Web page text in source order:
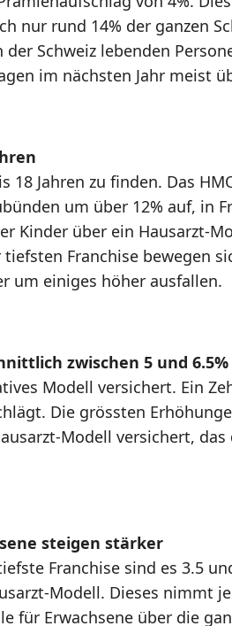
nur rund 14% der ganzen
Schweiz lebenden
im nächsten Jahr meist
Jahren zu finden. Das
um über 12% auf, in
Kinder über ein Hausarzt-
Franchise bewegen
um einiges höher ausfallen.
zwischen 5 und 6.5%
Modell versichert. Ein
Die grössten
Modell versichert,
steigen stärker
Franchise sind es 3.5
Modell. Dieses nimmt
für Erwachsene über die